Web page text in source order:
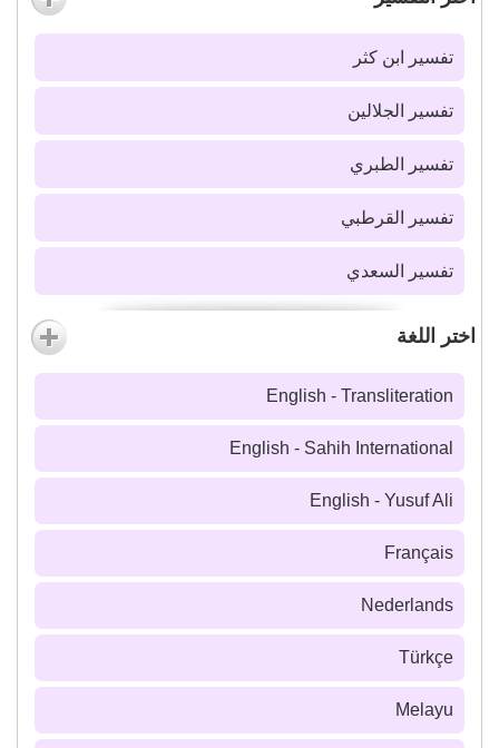
تفسير ابن كثر
تفسير الجلالين
تفسير الطبري
تفسير القرطبي
تفسير السعدي
اختر اللغة
English - Transliteration
English - Sahih International
English - Yusuf Ali
Français
Nederlands
Türkçe
Melayu